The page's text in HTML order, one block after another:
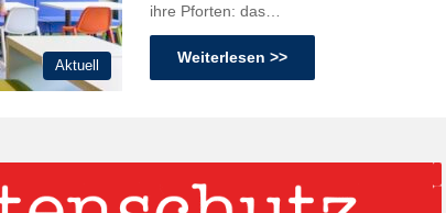
Aktuell
ihre Pforten: das…
Weiterlesen >>